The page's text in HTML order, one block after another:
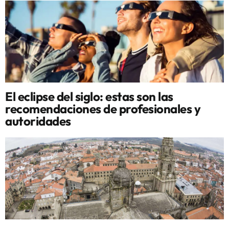
El eclipse del siglo: estas son las
recomendaciones de profesionales y
autoridades